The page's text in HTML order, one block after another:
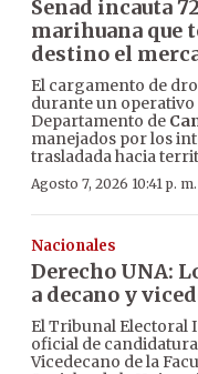
Senad incauta
marihuana que
destino el
El cargamento de
durante un operativo
Departamento de
manejados por los
trasladada hacia
Agosto 7, 2026 10:41 p. m.
Nacionales
Derecho UNA:
a decano y
El Tribunal Electoral
oficial de
Vicedecano de la